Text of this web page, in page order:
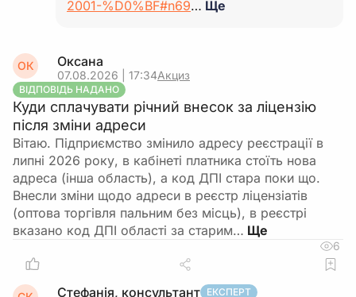
2001-%D0%BF#n69… Ще
ОК Оксана
07.08.2026 | 17:34Акциз
ВІДПОВІДЬ НАДАНО
Куди сплачувати річний внесок за ліцензію
після зміни адреси
Вітаю. Підприємство змінило адресу реєстрації в
липні 2026 року, в кабінеті платника стоїть нова
адреса (інша область), а код ДПІ стара поки що.
Внесли зміни щодо адреси в реєстр ліцензіатів
(оптова торгівля пальним без місць), в реєстрі
вказано код ДПІ області за старим…
6
Стефанія, консультант ЕКСПЕРТ